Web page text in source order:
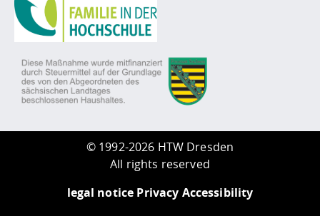
© 1992-2026 HTW Dresden
All rights reserved
legal notice Privacy Accessibility